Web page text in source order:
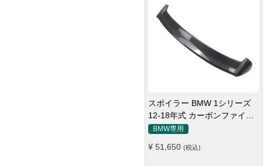
リアスポイラー BMW 3シリー
ズ GT 13-18年式 カーボンフ
ァイバー 貼り付け装着
BMW専用
¥ 64,300 (税込)